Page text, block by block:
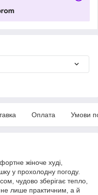
Оплата Умови
жіноче худі,
у прохолодну погоду.
чудово зберігає тепло,
лише практичним, а й